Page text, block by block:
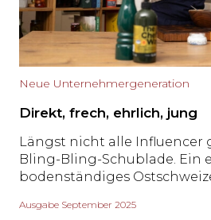
Neue Unternehmergeneration
Direkt, frech, ehrlich, jung
Längst nicht alle Influencer
Bling-Bling-Schublade. Ein
bodenständiges
Produkt er selbst ist, findet
Ausgabe September 2025